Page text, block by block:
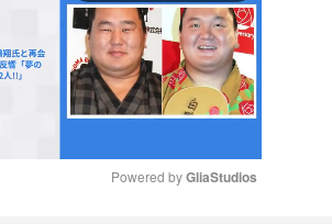
Powered by GliaStudios